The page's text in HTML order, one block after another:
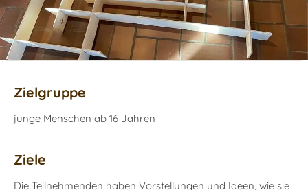
Zielgruppe
junge Menschen ab 16 Jahren
Ziele
Die Teilnehmenden haben Vorstellungen und Ideen, wie sie